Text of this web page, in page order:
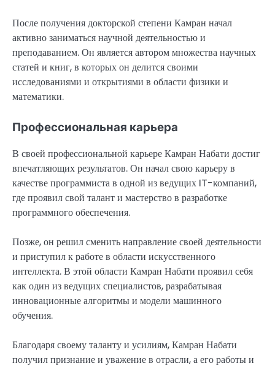
После получения докторской степени Камран начал
активно заниматься научной деятельностью и
преподаванием. Он является автором множества научных
статей и книг, в которых он делится своими
исследованиями и открытиями в области физики и
математики.
Профессиональная карьера
В своей профессиональной карьере Камран Набати достиг
впечатляющих результатов. Он начал свою карьеру в
качестве программиста в одной из ведущих IT-компаний,
где проявил свой талант и мастерство в разработке
программного обеспечения.
Позже, он решил сменить направление своей деятельности
и приступил к работе в области искусственного
интеллекта. В этой области Камран Набати проявил себя
как один из ведущих специалистов, разрабатывая
инновационные алгоритмы и модели машинного
обучения.
Благодаря своему таланту и усилиям, Камран Набати
получил признание и уважение в отрасли, а его работы и